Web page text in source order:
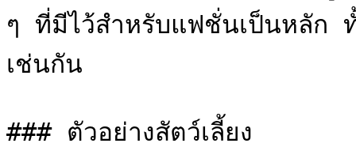
ๆ ที่มีไว้สำหรับแฟชั่นเป็นหลัก
เช่นกัน
### ตัวอย่างสัตว์เลี้ยง